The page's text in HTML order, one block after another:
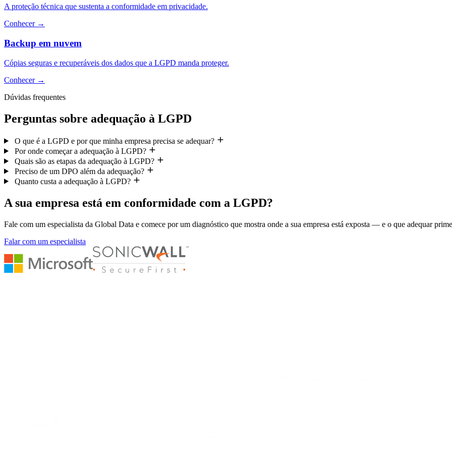
A proteção técnica que sustenta a conformidade em privacidade.
Conhecer →
Backup em nuvem
Cópias seguras e recuperáveis dos dados que a LGPD manda proteger.
Conhecer →
Dúvidas frequentes
Perguntas sobre adequação à LGPD
O que é a LGPD e por que minha empresa precisa se adequar?
Por onde começar a adequação à LGPD?
Quais são as etapas da adequação à LGPD?
Preciso de um DPO além da adequação?
Quanto custa a adequação à LGPD?
A sua empresa está em conformidade com a LGPD?
Fale com um especialista da Global Data e comece por um diagnóstico que mostra onde a sua empresa está exposta — e o que adequar
Falar com um especialista